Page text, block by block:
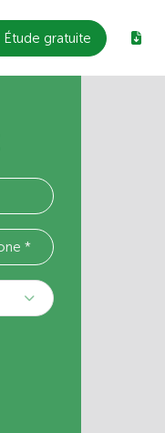
Étude gratuite